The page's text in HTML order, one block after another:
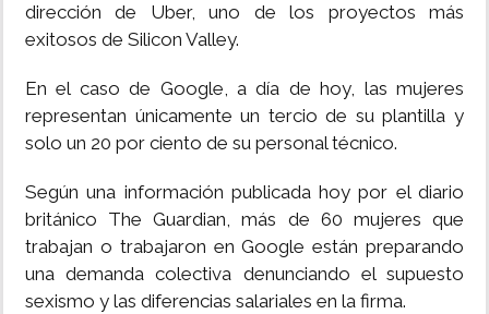
dirección de Uber, uno de los proyectos más
exitosos de Silicon Valley.
En el caso de Google, a día de hoy, las mujeres
representan únicamente un tercio de su plantilla y
solo un 20 por ciento de su personal técnico.
Según una información publicada hoy por el diario
británico The Guardian, más de 60 mujeres que
trabajan o trabajaron en Google están preparando
una demanda colectiva denunciando el supuesto
sexismo y las diferencias salariales en la firma.